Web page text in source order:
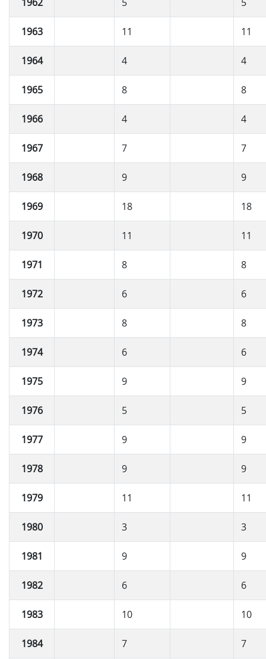
1963 11 11
1964 4 4
1965 8 8
1966 4 4
1967 7 7
1968 9 9
1969 18 18
1970 11 11
1971 8 8
1972 6 6
1973 8 8
1974 6 6
1975 9 9
1976 5 5
1977 9 9
1978 9 9
1979 11 11
1980 3 3
1981 9 9
1982 6 6
1983 10 10
1984 7 7